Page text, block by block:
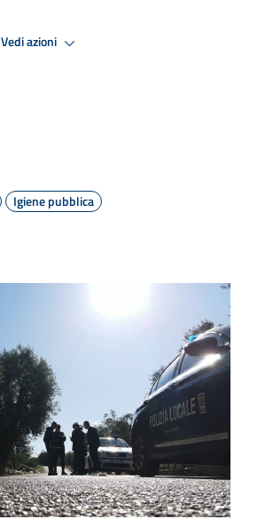
Vedi azioni
Igiene pubblica